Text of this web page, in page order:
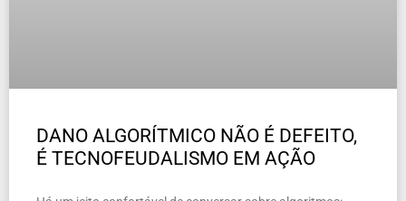
DANO ALGORÍTMICO NÃO É DEFEITO,
É TECNOFEUDALISMO EM AÇÃO